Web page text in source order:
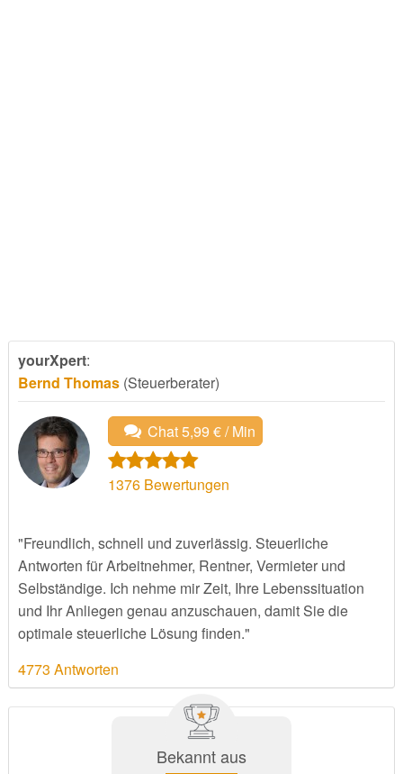
yourXpert:
Bernd Thomas(Steuerberater)
Chat 5,99 € / Min
1376Bewertungen
"Freundlich, schnell und zuverlässig. Steuerliche
Antworten für Arbeitnehmer, Rentner, Vermieter und
Selbständige. Ich nehme mir Zeit, Ihre Lebenssituation
und Ihr Anliegen genau anzuschauen, damit Sie die
optimale steuerliche Lösung finden."
4773 Antworten
Bekannt aus